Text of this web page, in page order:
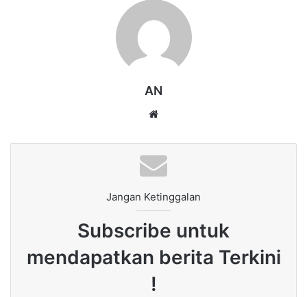
AN
Jangan Ketinggalan
Subscribe untuk
mendapatkan berita Terkini
!